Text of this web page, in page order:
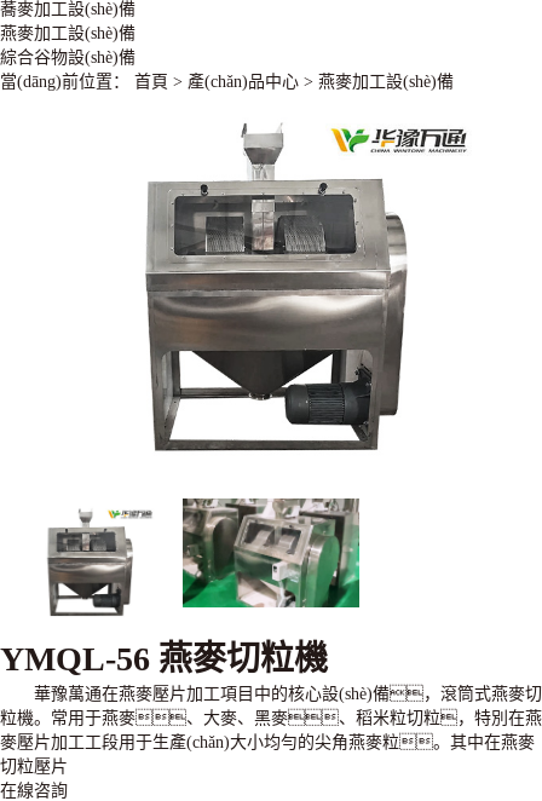
蕎麥加工設(shè)備
燕麥加工設(shè)備
綜合谷物設(shè)備
當(dāng)前位置： 首頁 > 產(chǎn)品中心 > 燕麥加工設(shè)備
YMQL-56 燕麥切粒機
華豫萬通在燕麥壓片加工項目中的核心設(shè)備，滾筒式燕麥切
粒機。常用于燕麥、大麥、黑麥、稻米粒切粒，特別在燕
麥壓片加工工段用于生產(chǎn)大小均勻的尖角燕麥粒。其中在燕麥
切粒壓片
在線咨詢